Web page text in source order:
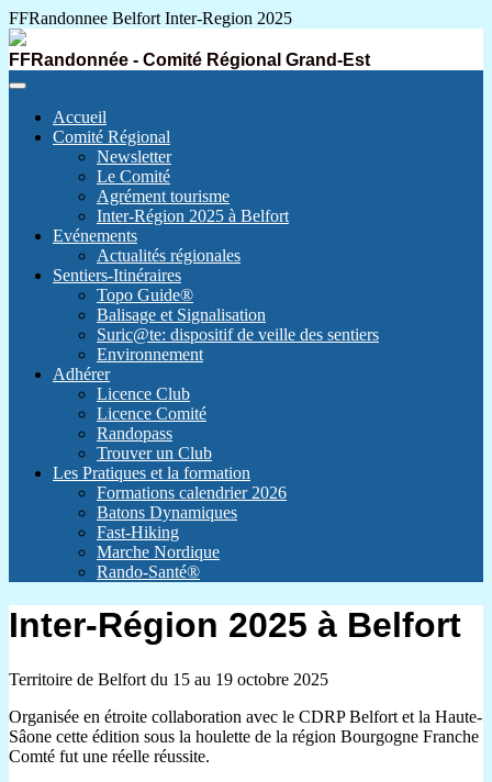
FFRandonnee Belfort Inter-Region 2025
FFRandonnée - Comité Régional Grand-Est
Accueil
Comité Régional
Newsletter
Le Comité
Agrément tourisme
Inter-Région 2025 à Belfort
Evénements
Actualités régionales
Sentiers-Itinéraires
Topo Guide®
Balisage et Signalisation
Suric@te: dispositif de veille des sentiers
Environnement
Adhérer
Licence Club
Licence Comité
Randopass
Trouver un Club
Les Pratiques et la formation
Formations calendrier 2026
Batons Dynamiques
Fast-Hiking
Marche Nordique
Rando-Santé®
Inter-Région 2025 à Belfort
Territoire de Belfort du 15 au 19 octobre 2025
Organisée en étroite collaboration avec le CDRP Belfort et la Haute-
Sâone cette édition sous la houlette de la région Bourgogne Franche
Comté fut une réelle réussite.